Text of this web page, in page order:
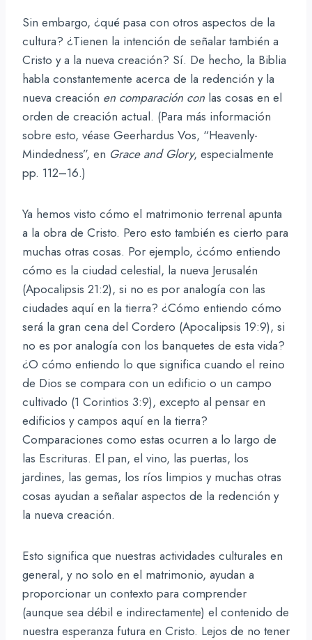
Sin embargo, ¿qué pasa con otros aspectos de la
cultura? ¿Tienen la intención de señalar también a
Cristo y a la nueva creación? Sí. De hecho, la Biblia
habla constantemente acerca de la redención y la
nueva creación en comparación con las cosas en el
orden de creación actual. (Para más información
sobre esto, véase Geerhardus Vos, “Heavenly-
Mindedness”, en Grace and Glory, especialmente
pp. 112–16.)
Ya hemos visto cómo el matrimonio terrenal apunta
a la obra de Cristo. Pero esto también es cierto para
muchas otras cosas. Por ejemplo, ¿cómo entiendo
cómo es la ciudad celestial, la nueva Jerusalén
(Apocalipsis 21:2), si no es por analogía con las
ciudades aquí en la tierra? ¿Cómo entiendo cómo
será la gran cena del Cordero (Apocalipsis 19:9), si
no es por analogía con los banquetes de esta vida?
¿O cómo entiendo lo que significa cuando el reino
de Dios se compara con un edificio o un campo
cultivado (1 Corintios 3:9), excepto al pensar en
edificios y campos aquí en la tierra?
Comparaciones como estas ocurren a lo largo de
las Escrituras. El pan, el vino, las puertas, los
jardines, las gemas, los ríos limpios y muchas otras
cosas ayudan a señalar aspectos de la redención y
la nueva creación.
Esto significa que nuestras actividades culturales en
general, y no solo en el matrimonio, ayudan a
proporcionar un contexto para comprender
(aunque sea débil e indirectamente) el contenido de
nuestra esperanza futura en Cristo. Lejos de no tener